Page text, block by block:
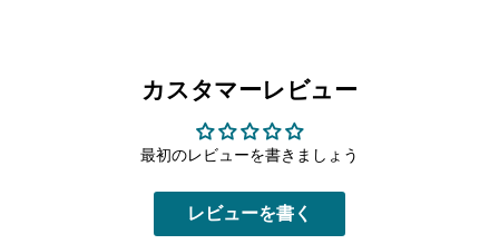
カスタマーレビュー
最初のレビューを書きましょう
レビューを書く